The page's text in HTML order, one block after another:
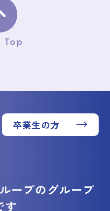
Top
卒業生の方
ープのグループ
す